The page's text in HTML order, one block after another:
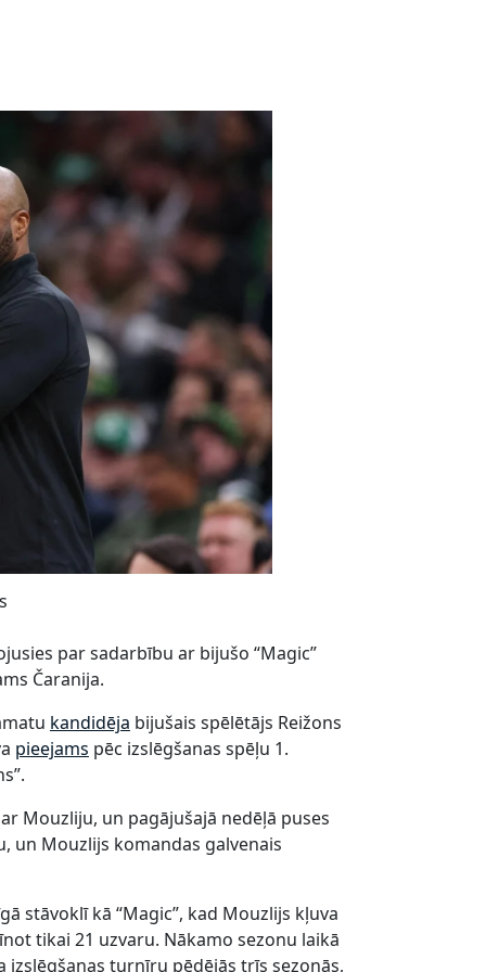
par sadarbību ar bijušo “Magic”
Čaranija.
kandidēja bijušais spēlētājs Reižons
pieejams pēc izslēgšanas spēļu 1.
Mouzliju, un pagājušajā nedēļā puses
un Mouzlijs komandas galvenais
stāvoklī kā “Magic”, kad Mouzlijs kļuva
tikai 21 uzvaru. Nākamo sezonu laikā
izslēgšanas turnīru pēdējās trīs sezonās,